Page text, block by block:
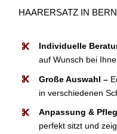
HAARERSATZ IN
Individuelle
auf Wunsch bei
Große Auswahl –
in verschiedenen
Anpassung &
perfekt sitzt und